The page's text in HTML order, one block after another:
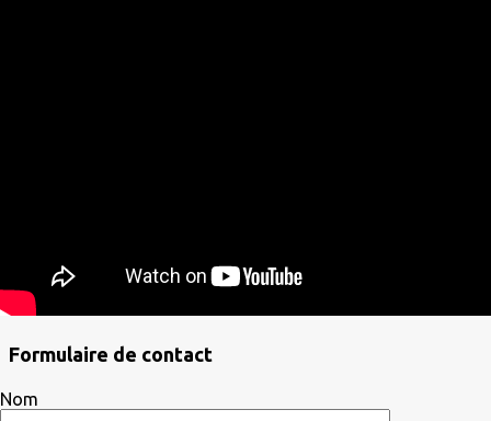
Formulaire de contact
Nom